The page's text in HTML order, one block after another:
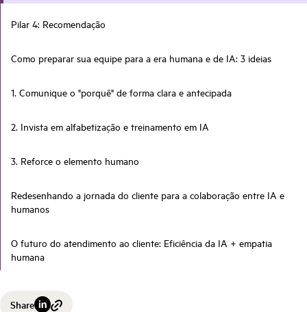
Pilar 4: Recomendação
Como preparar sua equipe para a era humana e de IA: 3 ideias
1. Comunique o "porquê" de forma clara e antecipada
2. Invista em alfabetização e treinamento em IA
3. Reforce o elemento humano
Redesenhando a jornada do cliente para a colaboração entre IA e
humanos
O futuro do atendimento ao cliente: Eficiência da IA + empatia
humana
Share